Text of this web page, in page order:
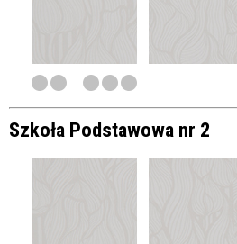
Szkoła Podstawowa nr 2